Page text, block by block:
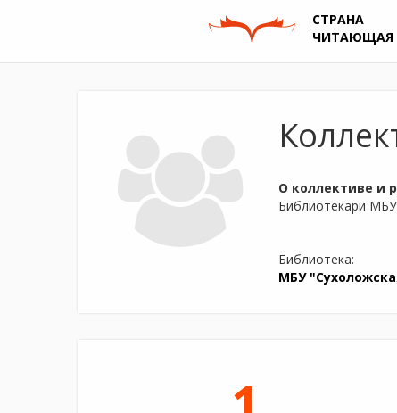
СТРАНА
ЧИТАЮЩАЯ
О коллективе и
Библиотекари
Библиотека:
МБУ